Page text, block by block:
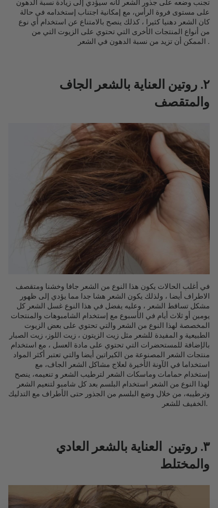
تجنب وضعه على جذور الشعر لأنه سيؤدي إلى زيادة نسبة الدهون
على مستوى فروة الرأس، مع إمكانية اجتناب إستخدامه في حالة
كان الشعر دهنيا كثيرا ، كذلك ينصح بالامتناع عن استخدام أي نوع
من أنواع المنتجات الأخرى التي تحتوي على الزيوت التي من
الممكن أن تزيد من نسبة الدهون في الشعر .
٢. روتين العناية بالشعر الجاف
والمتقصف
في أغلب الحالات يكون هذا النوع من الشعر جافا وخشنا ومتقصف
الاطراف أيضا ، ولذلك يكون الشعر هشا جدا مما يؤدي إلى ظهور
مشكل تساقط الشعر ، وعليه يفضل في هذا النوع غسل الشعر كل
يومين أو ثلاث أيام في الأسبوع مع إستخدام الشامبوهات والمنتجات
المخصصة لهذا النوع من الشعر والتي تحتوي على بعض الزيوت
الطبيعية و المفيدة للشعر مثل زيت الزيتون ، زيت اللوز، زيت الصبار
بالإضافة للمستحضرات التي تحتوي على مادة العسل ، مع استخدام
منتجات الشعر المصنوعة من الكيراتين أيضا والتي تعتبر أكثر المواد
استخداما في الآونة الأخيرة لعلاج مشاكل الشعر الجاف، مع
إستخدام حمامات وماسكات الشعر لترطيب الشعر و تنعيمه، ينصح
لهذا النوع من الشعر استخدام البلسم بعد كل شامبو لتنعيم الشعر
وترطيبه، من خلال وضع البلسم من الجذور حتى الأطراف مع التدليك
الخفيف للشعر.
٣. روتين العناية بالشعر العادي
والمختلط